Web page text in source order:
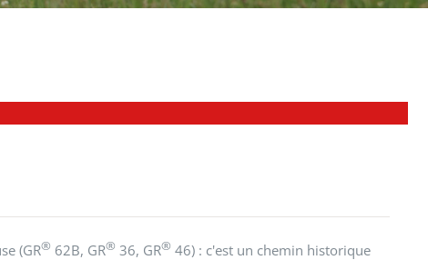
(GR® 62B, GR® 36, GR® 46) : c'est un chemin historique